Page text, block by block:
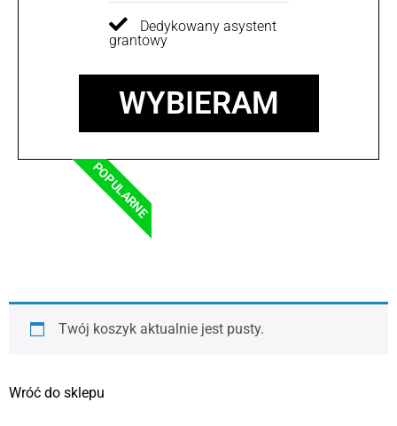
Dedykowany asystent
grantowy
WYBIERAM
POPULARNE
Twój koszyk aktualnie jest pusty.
Wróć do sklepu